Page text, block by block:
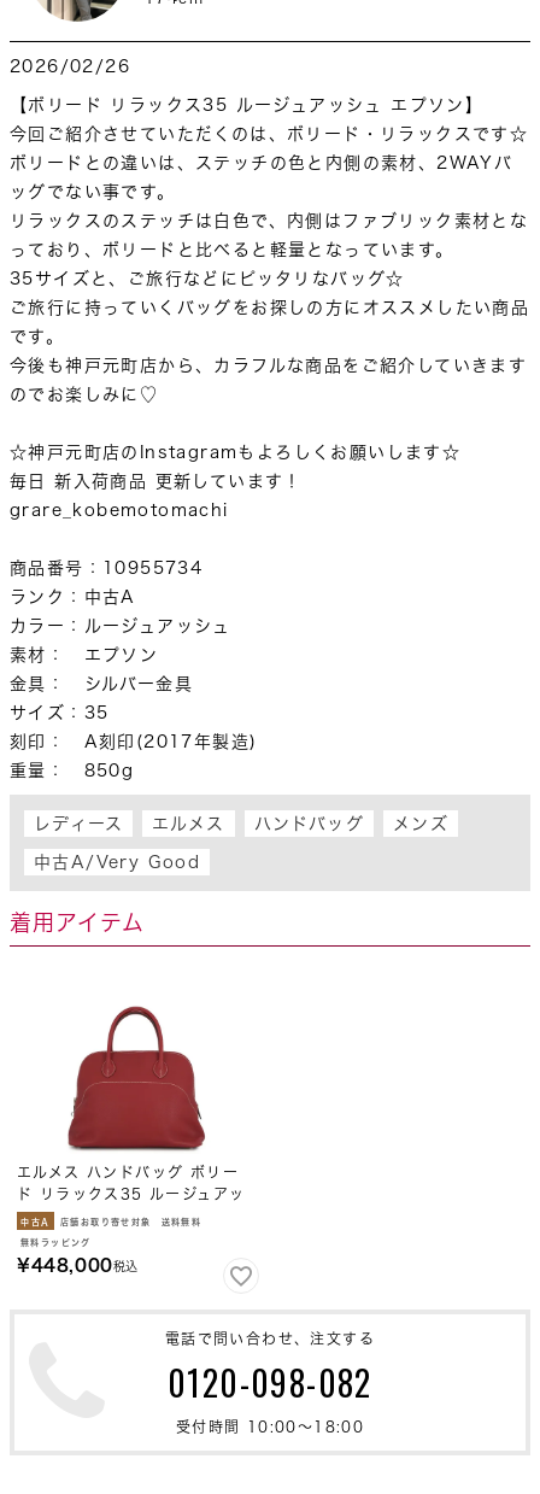
2026/02/26
【ボリード リラックス35 ルージュアッシュ エプソン】
今回ご紹介させていただくのは、ボリード・リラックスです☆
ボリードとの違いは、ステッチの色と内側の素材、2WAYバ
ッグでない事です。
リラックスのステッチは白色で、内側はファブリック素材とな
っており、ボリードと比べると軽量となっています。
35サイズと、ご旅行などにピッタリなバッグ☆
ご旅行に持っていくバッグをお探しの方にオススメしたい商品
です。
今後も神戸元町店から、カラフルな商品をご紹介していきます
のでお楽しみに♡
☆神戸元町店のInstagramもよろしくお願いします☆
毎日 新入荷商品 更新しています！
grare_kobemotomachi
商品番号：10955734
ランク：中古A
カラー：ルージュアッシュ
素材：　エプソン
金具：　シルバー金具
サイズ：35
刻印：　A刻印(2017年製造)
重量：　850g
レディース エルメス ハンドバッグ メンズ
中古A/Very Good
着用アイテム
エルメス ハンドバッグ ボリー
ド リラックス35 ルージュアッ
シュ/シルバー金具 エプソン Ａ
刻印 安心保証
中古A 店舗お取り寄せ対象 送料無料
無料ラッピング
¥448,000税込
電話で問い合わせ、注文する
0120-098-082
受付時間 10:00〜18:00